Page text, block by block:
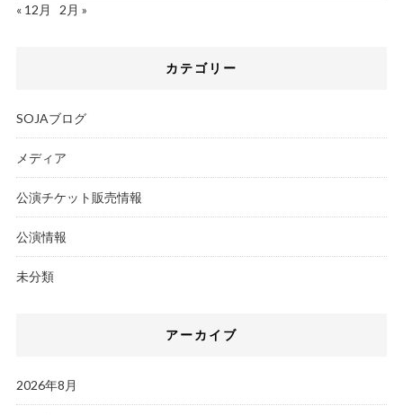
« 12月
2月 »
カテゴリー
SOJAブログ
メディア
公演チケット販売情報
公演情報
未分類
アーカイブ
2026年8月